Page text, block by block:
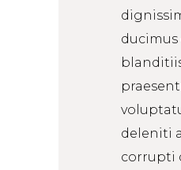
ducimus
deleniti
corrupti